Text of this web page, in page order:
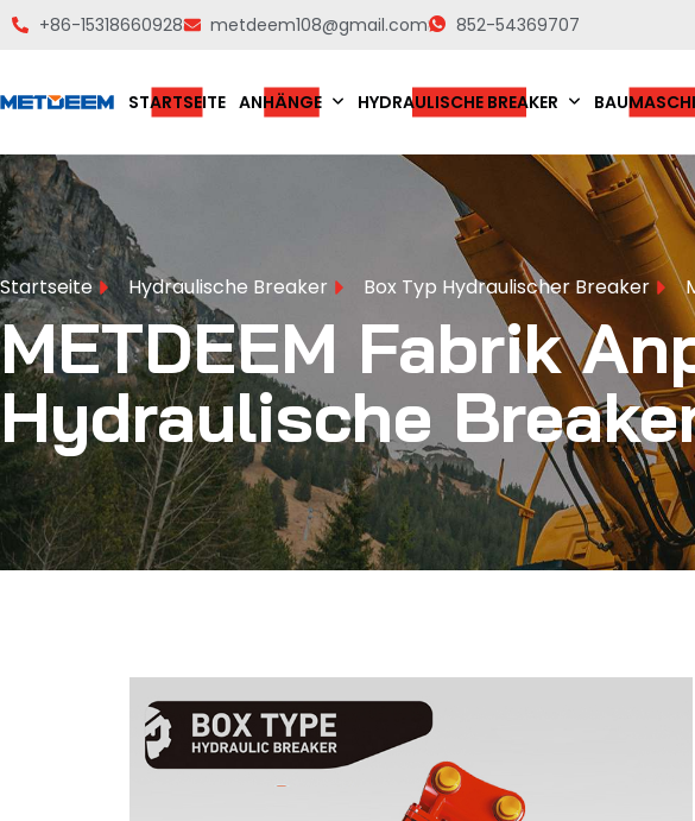
+86-15318660928 metdeem108@gmail.com 852-54369707
STARTSEITE ANHÄNGE HYDRAULISCHE BREAKER
Startseite Hydraulische Breaker Box Typ Hydraulischer Breaker
METDEEM Fabrik
Hydraulische